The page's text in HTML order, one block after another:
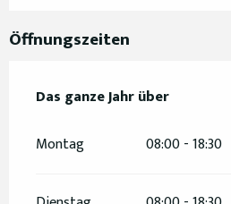
Öffnungszeiten
Das ganze Jahr über
Das ganze Jahr über
Montag
08:00 - 18:30